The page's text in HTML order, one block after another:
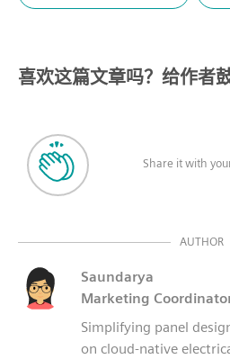
喜欢这篇文章吗？给作者鼓
Share it with
AUTHOR
Saundarya
Marketing
Simplifying panel
on cloud-native